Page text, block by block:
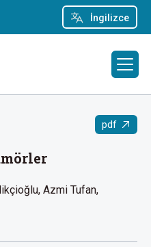
İngilizce
pdf
Azmi Tufan